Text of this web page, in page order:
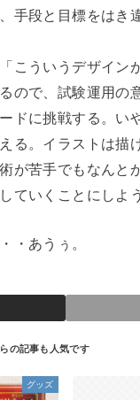
手段と目標をはき
こういうデザイン
ので、試験運用の
ドに挑戦する。い
る。イラストは描
が苦手でもなんと
ていくことにしよう
・あうぅ。
グッズ